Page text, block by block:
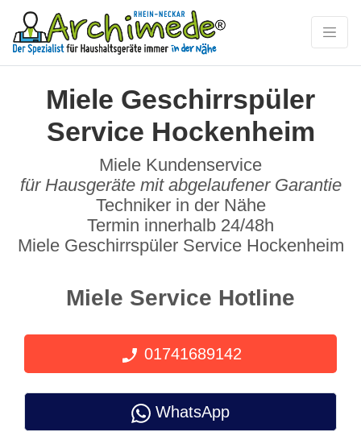
Miele Geschirrspüler
Service Hockenheim
Miele Kundenservice
für Hausgeräte mit abgelaufener Garantie
Techniker in der Nähe
Termin innerhalb 24/48h
Miele Geschirrspüler Service Hockenheim
Miele Service Hotline
01741689142
WhatsApp